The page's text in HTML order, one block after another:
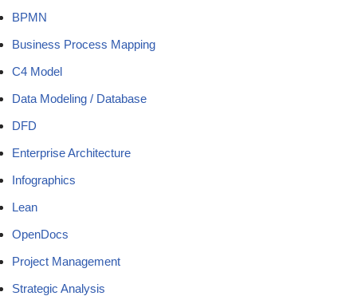
BPMN
Business Process Mapping
C4 Model
Data Modeling / Database
DFD
Enterprise Architecture
Infographics
Lean
OpenDocs
Project Management
Strategic Analysis